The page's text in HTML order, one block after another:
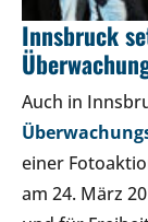
Innsbruck
Auch in
einer
am 24. März